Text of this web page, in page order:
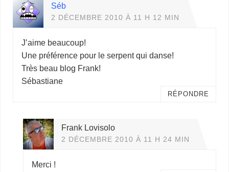
Séb
2 DÉCEMBRE 2010 À 11 H 12 MIN
J’aime beaucoup!
Une préférence pour le serpent qui danse!
Très beau blog Frank!
Sébastiane
RÉPONDRE
Frank Lovisolo
2 DÉCEMBRE 2010 À 11 H 24 MIN
Merci !